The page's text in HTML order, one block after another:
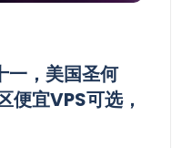
，美国圣何
便宜VPS可选，